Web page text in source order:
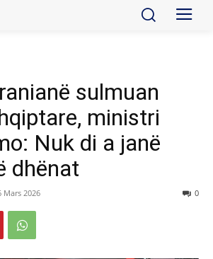
sulmuan
ministri
Nuk di a janë
dhënat
Mars 2026 0